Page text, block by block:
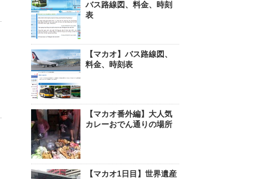
バス路線図、料金、時刻
表
【マカオ】バス路線図、
料金、時刻表
【マカオ番外編】大人気
カレーおでん通りの場所
【マカオ1日目】世界遺産